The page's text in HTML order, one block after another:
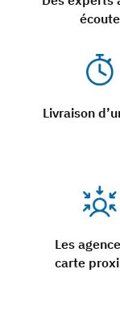
écoute
Livraison
Les
carte